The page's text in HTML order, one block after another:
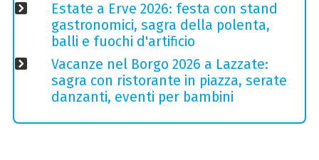
Estate a Erve 2026: festa con stand
gastronomici, sagra della polenta,
balli e fuochi d'artificio
Vacanze nel Borgo 2026 a Lazzate:
sagra con ristorante in piazza, serate
danzanti, eventi per bambini